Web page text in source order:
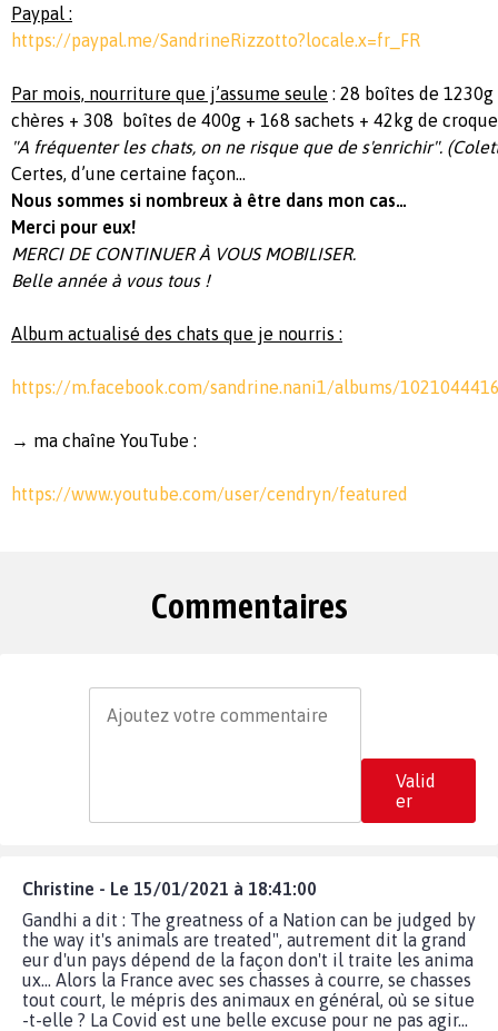
Paypal :
https://paypal.me/SandrineRizzotto?locale.x=fr_FR
Par mois, nourriture que j’assume seule : 28 boîtes de
chères + 308 boîtes de 400g + 168 sachets + 42kg de
"A fréquenter les chats, on ne risque que de s'enrichir".
Certes, d’une certaine façon…
Nous sommes si nombreux à être dans mon cas…
Merci pour eux!
MERCI DE CONTINUER À VOUS MOBILISER.
Belle année à vous tous !
Album actualisé des chats que je nourris :
https://m.facebook.com/sandrine.nani1/albums/
→ ma chaîne YouTube :
https://www.youtube.com/user/cendryn/featured
Commentaires
Valid
er
Christine - Le 15/01/2021 à 18:41:00
Gandhi a dit : The greatness of a Nation can be judged by
the way it's animals are treated", autrement dit la grand
eur d'un pays dépend de la façon don't il traite les anima
ux... Alors la France avec ses chasses à courre, se chasses
tout court, le mépris des animaux en général, où se situe
-t-elle ? La Covid est une belle excuse pour ne pas agir...